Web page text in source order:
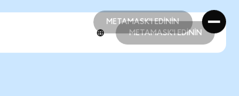
METAMASK'I EDİNİN
METAMASK'I EDİNİN
METAMASK'I EDİNİN